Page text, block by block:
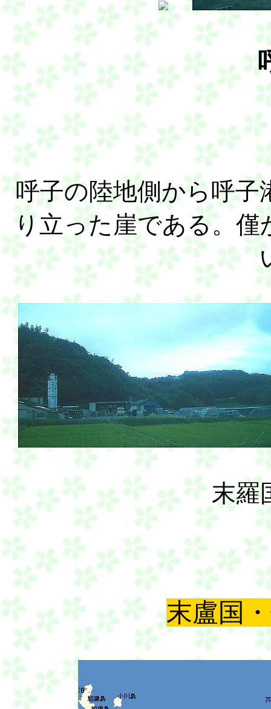
呼子の陸地側から呼子
り立った崖である。
末羅
末盧国